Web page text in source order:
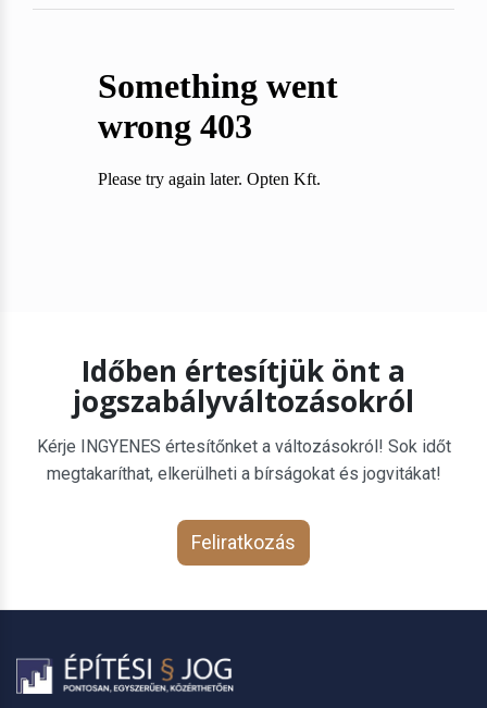
Időben értesítjük önt a
jogszabályváltozásokról
Kérje INGYENES értesítőnket a változásokról! Sok időt
megtakaríthat, elkerülheti a bírságokat és jogvitákat!
Feliratkozás